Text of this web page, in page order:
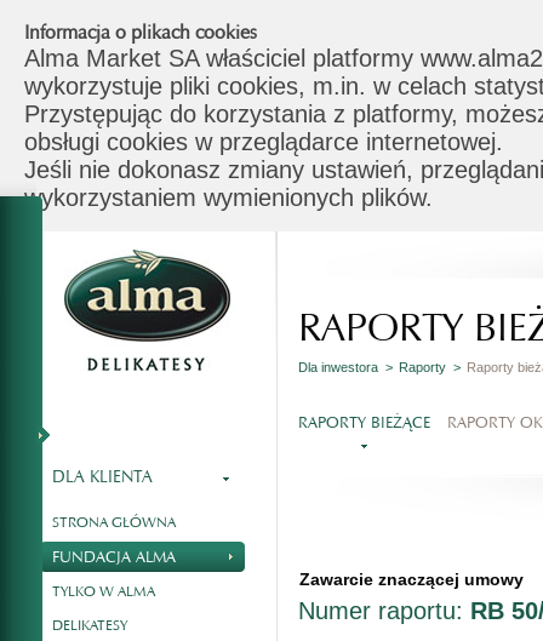
Informacja o plikach cookies
Alma Market SA właściciel platformy
wykorzystuje pliki cookies, m.in. w celach
Przystępując do korzystania z platformy,
obsługi cookies w przeglądarce internetowej.
Jeśli nie dokonasz zmiany ustawień,
wykorzystaniem wymienionych plików.
DLA KLIENTA
STRONA GŁÓWNA
FUNDACJA ALMA
TYLKO W ALMA
DELIKATESY
RAPORTY
Dla inwestora > Raporty > Raporty
RAPORTY BIEŻĄCE RAPORTY
Zawarcie znaczącej umowy
Numer raportu: RB